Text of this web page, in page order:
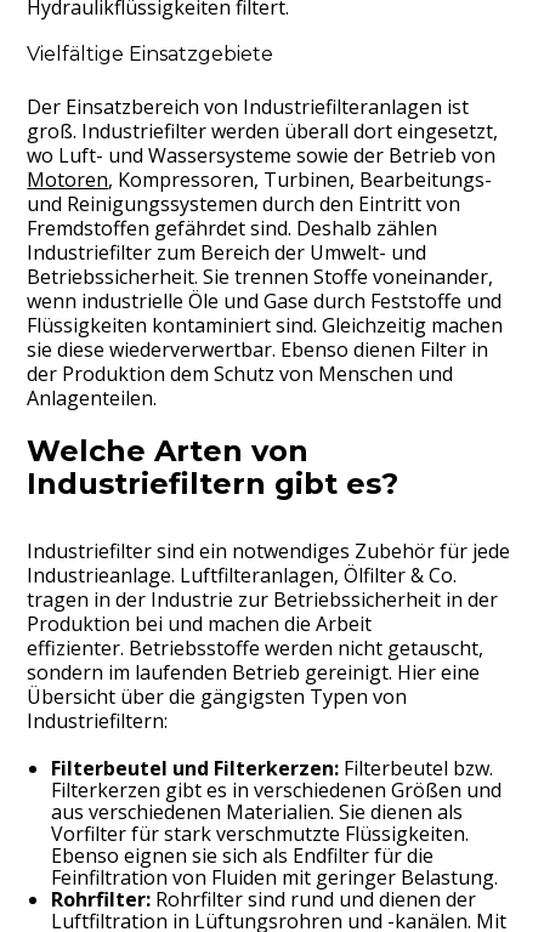
Hydraulikflüssigkeiten filtert.
Vielfältige Einsatzgebiete
Der Einsatzbereich von Industriefilteranlagen ist
groß. Industriefilter werden überall dort eingesetzt,
wo Luft- und Wassersysteme sowie der Betrieb von
Motoren, Kompressoren, Turbinen, Bearbeitungs-
und Reinigungssystemen durch den Eintritt von
Fremdstoffen gefährdet sind. Deshalb zählen
Industriefilter zum Bereich der Umwelt- und
Betriebssicherheit. Sie trennen Stoffe voneinander,
wenn industrielle Öle und Gase durch Feststoffe und
Flüssigkeiten kontaminiert sind. Gleichzeitig machen
sie diese wiederverwertbar. Ebenso dienen Filter in
der Produktion dem Schutz von Menschen und
Anlagenteilen.
Welche Arten von
Industriefiltern gibt es?
Industriefilter sind ein notwendiges Zubehör für jede
Industrieanlage. Luftfilteranlagen, Ölfilter & Co.
tragen in der Industrie zur Betriebssicherheit in der
Produktion bei und machen die Arbeit
effizienter. Betriebsstoffe werden nicht getauscht,
sondern im laufenden Betrieb gereinigt. Hier eine
Übersicht über die gängigsten Typen von
Industriefiltern:
Filterbeutel und Filterkerzen:Filterbeutel bzw.
Filterkerzen gibt es in verschiedenen Größen und
aus verschiedenen Materialien. Sie dienen als
Vorfilter für stark verschmutzte Flüssigkeiten.
Ebenso eignen sie sich als Endfilter für die
Feinfiltration von Fluiden mit geringer Belastung.
Rohrfilter:Rohrfilter sind rund und dienen der
Luftfiltration in Lüftungsrohren und -kanälen. Mit